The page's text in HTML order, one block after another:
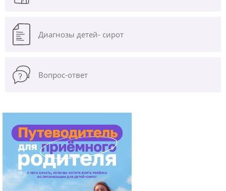
Диагнозы детей- сирот
Вопрос-ответ